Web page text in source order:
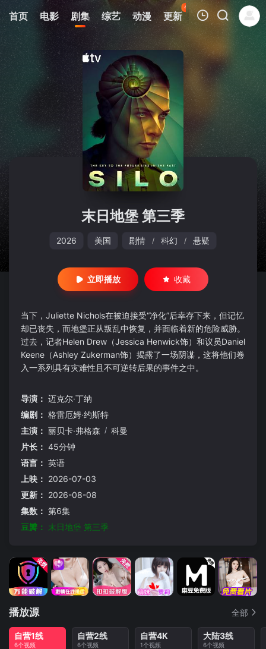
首页 电影 剧集 综艺 动漫 更新
45
热榜 APP
我的观影记录
暂无观看影片的记录
末日地堡 第三季
2026 美国 剧情 / 科幻 / 悬疑
立即播放 收藏
当下，Juliette Nichols在被迫接受“净化”后幸存下来，但记忆
却已丧失，而地堡正从叛乱中恢复，并面临着新的危险威胁。
过去，记者Helen Drew（Jessica Henwick饰）和议员Daniel
Keene（Ashley Zukerman饰）揭露了一场阴谋，这将他们卷
入一系列具有灾难性且不可逆转后果的事件之中。
导演： 迈克尔·丁纳
编剧： 格雷厄姆·约斯特
主演： 丽贝卡·弗格森 / 科曼
片长： 45分钟
语言： 英语
上映： 2026-07-03
更新： 2026-08-08
集数： 第6集
豆瓣： 末日地堡 第三季
播放源 全部
自营1线
6个视频
自营2线
6个视频
自营4K
1个视频
大陆3线
6个视频